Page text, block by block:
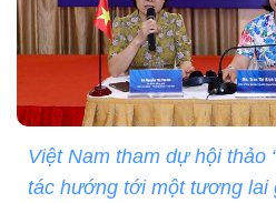
Việt Nam tham dự hội thảo
tác hướng tới một tương lai